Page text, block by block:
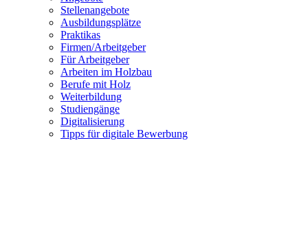
Stellenangebote
Ausbildungsplätze
Praktikas
Firmen/Arbeitgeber
Für Arbeitgeber
Arbeiten im Holzbau
Berufe mit Holz
Weiterbildung
Studiengänge
Digitalisierung
Tipps für digitale Bewerbung